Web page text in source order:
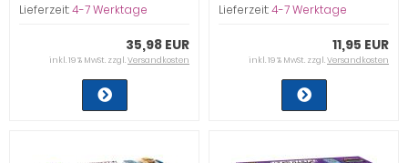
Lieferzeit:4-7 Werktage
35,98 EUR
inkl. 19 % MwSt. zzgl.Versandkosten
Lieferzeit:4-7 Werktage
11,95 EUR
inkl. 19 % MwSt. zzgl.Versandkosten